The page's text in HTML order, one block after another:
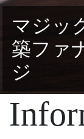
マジッ
築ファ
ジ